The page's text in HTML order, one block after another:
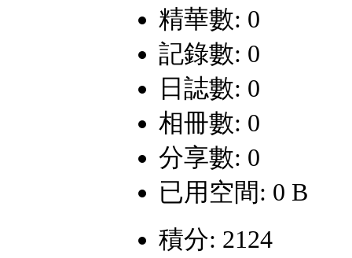
精華數: 0
記錄數: 0
日誌數: 0
相冊數: 0
分享數: 0
已用空間: 0 B
積分: 2124